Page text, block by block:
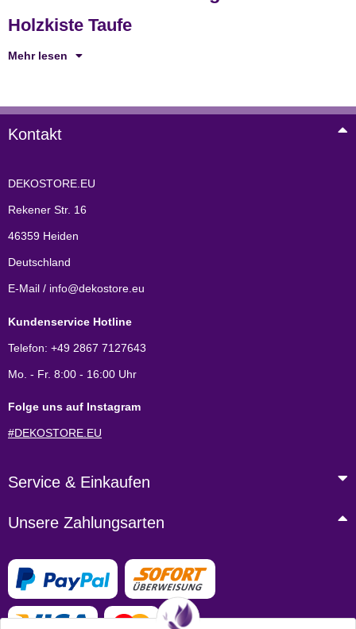
Holzkiste Taufe
Mehr lesen
Kontakt
DEKOSTORE.EU
Rekener Str. 16
46359 Heiden
Deutschland
E-Mail / info@dekostore.eu
Kundenservice Hotline
Telefon: +49 2867 7127643
Mo. - Fr. 8:00 - 16:00 Uhr
Folge uns auf Instagram
#DEKOSTORE.EU
Service & Einkaufen
Unsere Zahlungsarten